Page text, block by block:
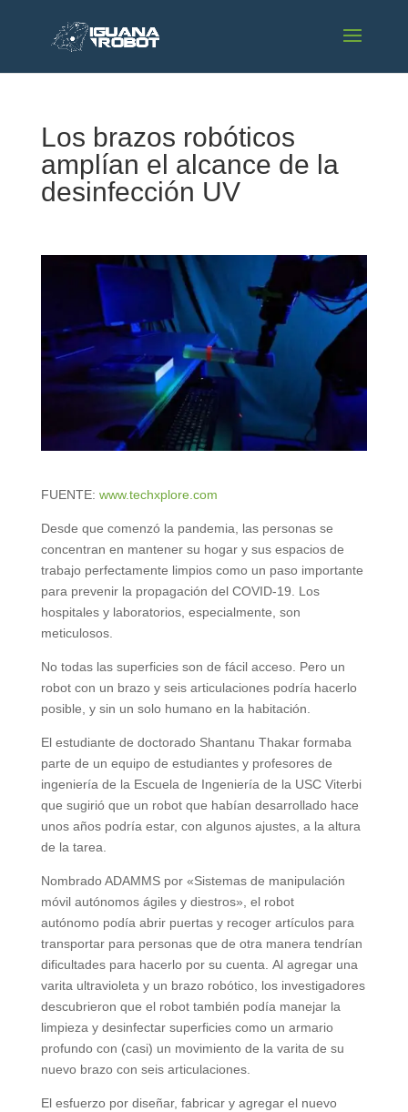
Los brazos robóticos
amplían el alcance de la
desinfección UV
FUENTE: www.techxplore.com
Desde que comenzó la pandemia, las personas se
concentran en mantener su hogar y sus espacios de
trabajo perfectamente limpios como un paso importante
para prevenir la propagación del COVID-19. Los
hospitales y laboratorios, especialmente, son
meticulosos.
No todas las superficies son de fácil acceso. Pero un
robot con un brazo y seis articulaciones podría hacerlo
posible, y sin un solo humano en la habitación.
El estudiante de doctorado Shantanu Thakar formaba
parte de un equipo de estudiantes y profesores de
ingeniería de la Escuela de Ingeniería de la USC Viterbi
que sugirió que un robot que habían desarrollado hace
unos años podría estar, con algunos ajustes, a la altura
de la tarea.
Nombrado ADAMMS por «Sistemas de manipulación
móvil autónomos ágiles y diestros», el robot
autónomo podía abrir puertas y recoger artículos para
transportar para personas que de otra manera tendrían
dificultades para hacerlo por su cuenta. Al agregar una
varita ultravioleta y un brazo robótico, los investigadores
descubrieron que el robot también podía manejar la
limpieza y desinfectar superficies como un armario
profundo con (casi) un movimiento de la varita de su
nuevo brazo con seis articulaciones.
El esfuerzo por diseñar, fabricar y agregar el nuevo